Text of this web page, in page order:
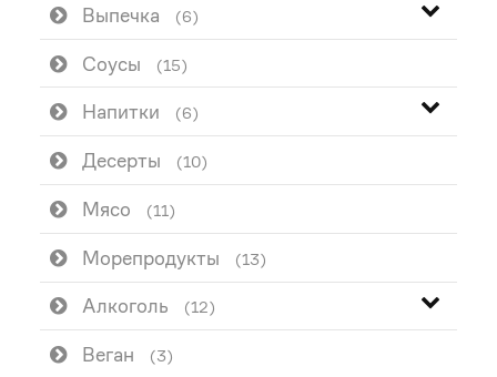
Выпечка (6)
Соусы (15)
Напитки (6)
Десерты (10)
Мясо (11)
Морепродукты (13)
Алкоголь (12)
Веган (3)